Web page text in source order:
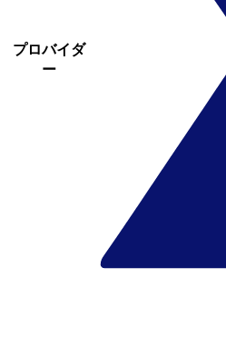
プロバイダ
ー